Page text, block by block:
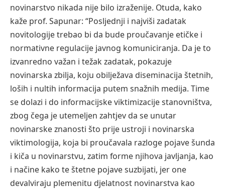
novinarstvo nikada nije bilo izraženije. Otuda, kako
kaže prof. Sapunar: “Posljednji i najviši zadatak
novitologije trebao bi da bude proučavanje etičke i
normativne regulacije javnog komuniciranja. Da je to
izvanredno važan i težak zadatak, pokazuje
novinarska zbilja, koju obilježava diseminacija štetnih,
loših i nultih informacija putem snažnih medija. Time
se dolazi i do informacijske viktimizacije stanovništva,
zbog čega je utemeljen zahtjev da se unutar
novinarske znanosti što prije ustroji i novinarska
viktimologija, koja bi proučavala razloge pojave šunda
i kiča u novinarstvu, zatim forme njihova javljanja, kao
i načine kako te štetne pojave suzbijati, jer one
devalviraju plemenitu djelatnost novinarstva kao